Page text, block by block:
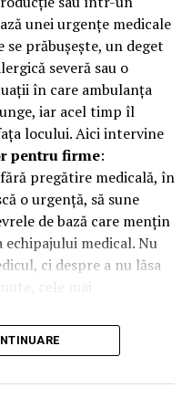
platforma?
unei urgențe medicale
se prăbușește, un deget
severă sau o
în care ambulanța
iar acel timp îl
locului. Aici intervine
pentru firme:
pregătire medicală, în
o urgență, să sune
de bază care mențin
medical. Nu
ci despre a nu lăsa
minute